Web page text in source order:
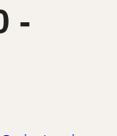
-